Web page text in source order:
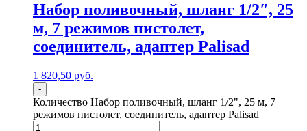
Набор поливочный, шланг 1/2″, 25
м, 7 режимов пистолет,
соединитель, адаптер Palisad
1 820,50 руб.
-
Количество Набор поливочный, шланг 1/2", 25 м, 7
режимов пистолет, соединитель, адаптер Palisad